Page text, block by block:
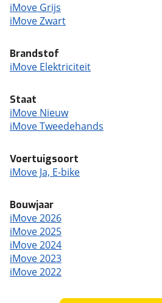
iMove Grijs
iMove Zwart
Brandstof
iMove Elektriciteit
Staat
iMove Nieuw
iMove Tweedehands
Voertuigsoort
iMove Ja, E-bike
Bouwjaar
iMove 2026
iMove 2025
iMove 2024
iMove 2023
iMove 2022